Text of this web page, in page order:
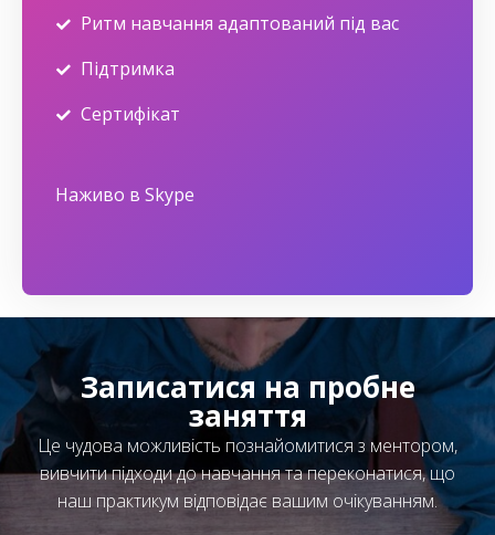
Ритм навчання адаптований під вас
Підтримка
Сертифікат
Наживо в Skype
Записатися на пробне
заняття
Це чудова можливість познайомитися з ментором,
вивчити підходи до навчання та переконатися, що
наш практикум відповідає вашим очікуванням.